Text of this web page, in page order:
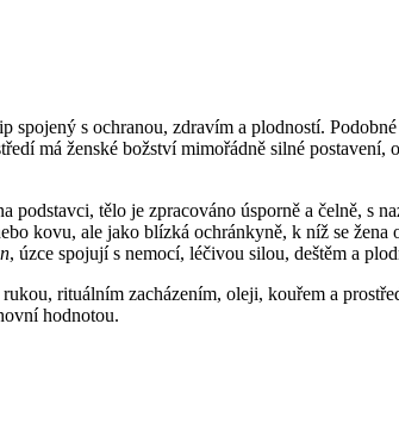
spojený s ochranou, zdravím a plodností.
má ženské božství mimořádně silné
podstavci, tělo je zpracováno úsporně a čelně,
kovu, ale jako blízká ochránkyně, k níž se
, úzce spojují s nemocí, léčivou silou, deštěm a
rituálním zacházením, oleji, kouřem a
hodnotou.